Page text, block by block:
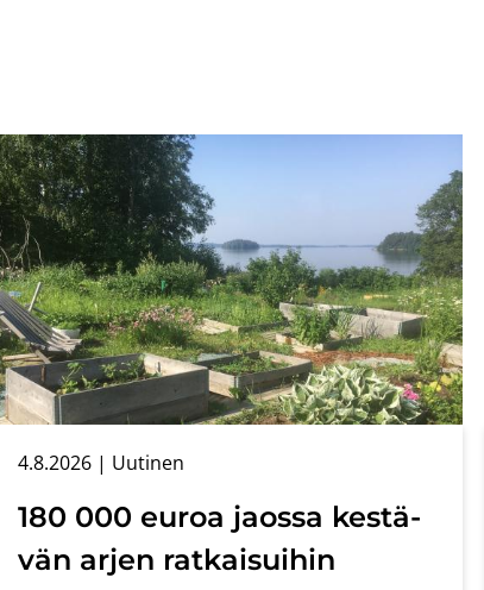
180 000 euroa jaos­sa kes­tä­
vän arjen rat­kai­sui­hin
4.8.2026| Uu­ti­nen